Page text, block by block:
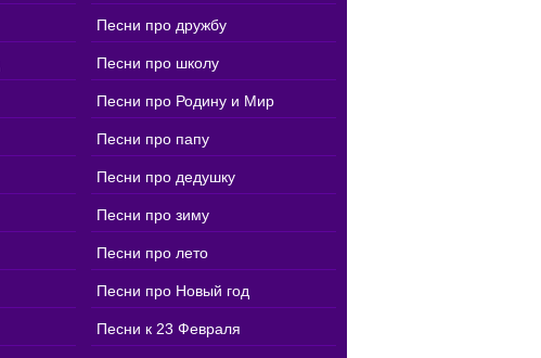
Песни про дружбу
Песни про школу
Песни про Родину и Мир
Песни про папу
Песни про дедушку
Песни про зиму
Песни про лето
Песни про Новый год
Песни к 23 Февраля